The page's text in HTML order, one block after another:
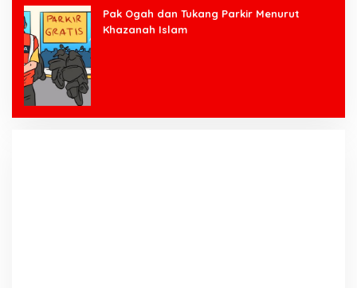
Pak Ogah dan Tukang Parkir Menurut
Khazanah Islam